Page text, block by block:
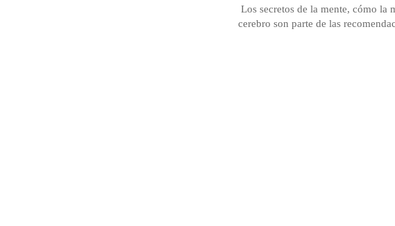
Los secretos de la mente, cómo la
cerebro son parte de las